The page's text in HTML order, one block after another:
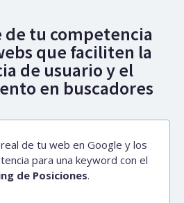
tu competencia
que faciliten la
de usuario y el
en buscadores
de tu web en Google y los
para una keyword con el
de Posiciones.